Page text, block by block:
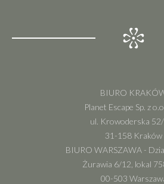
BIURO
Planet Escape Sp. z
ul. Krowoderska
31-158 Kraków
BIURO WARSZAWA -
Żurawia 6/12, lokal
00-503